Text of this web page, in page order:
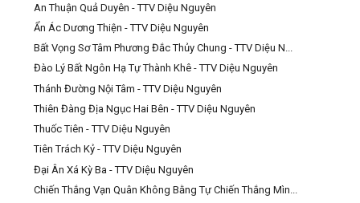
An Thuận Quả Duyên - TTV Diệu Nguyên
Ẩn Ác Dương Thiện - TTV Diệu Nguyên
Bất Vọng Sơ Tâm Phương Đắc Thủy Chung - TTV Diệu N...
Đào Lý Bất Ngôn Hạ Tự Thành Khê - TTV Diệu Nguyên
Thánh Đường Nội Tâm - TTV Diệu Nguyên
Thiên Đàng Địa Ngục Hai Bên - TTV Diệu Nguyên
Thuốc Tiên - TTV Diệu Nguyên
Tiên Trách Kỷ - TTV Diệu Nguyên
Đại Ân Xá Kỳ Ba - TTV Diệu Nguyên
Chiến Thắng Vạn Quân Không Bằng Tự Chiến Thắng Mìn...